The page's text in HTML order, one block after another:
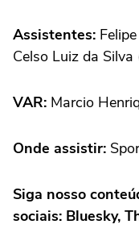
Assistentes:
Celso Luiz da Silva
VAR: Marcio
Onde assistir:
Siga nosso
sociais: Bluesky,